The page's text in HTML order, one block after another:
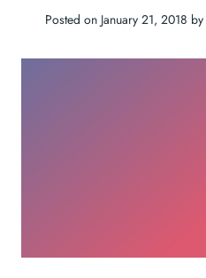
Posted on January 21, 2018 by